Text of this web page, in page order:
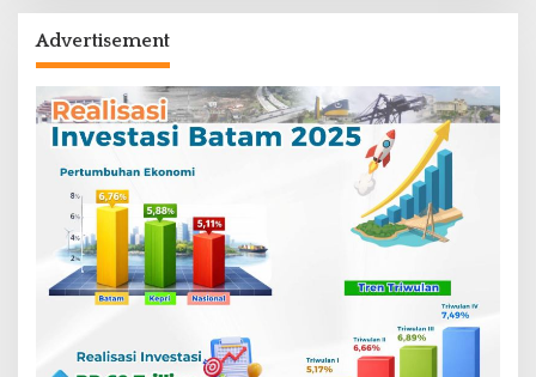
Advertisement